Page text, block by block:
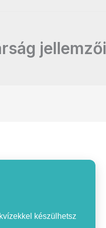
jellemzői
készülhetsz